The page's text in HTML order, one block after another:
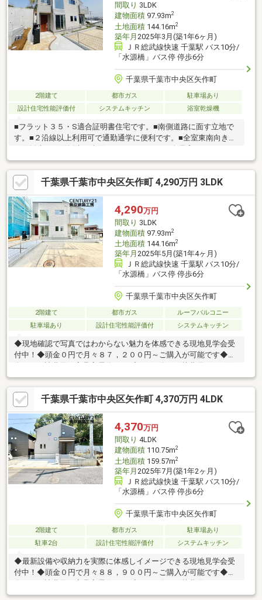
間取り 3LDK
建物面積97.93m2
土地面積144.16m2
築年月 2025年3月(築1年6ヶ月)
ＪＲ総武線快速 千葉駅 バス10分/
「水源橋」バス停 停歩6分
千葉県千葉市中央区矢作町
2階建て 都市ガス
駐車場あり
設計住宅性能評価付
システムキッチン 浴室乾燥機
■フラット３５・S適合証明書住宅です。■南側道路に面す立地で
す。■２沿線以上利用可で通勤通学に便利です。■全室東南向き、
グ、リビング階段です。■全居室収納、シューズインクローク付
でスッキリ暮らせます。■対面式キッチンで使いやすいです。■パ
ントリー（食器・食品の収納庫）、食器洗乾燥機付で便利です。
■浴室乾燥機、浴室に窓、浴室暖房付でバスタイムを快適に過ご
せます。■宅配ボックスがあり充実した共用施設。■ＴＶモニタ付
インターホンで安心です。当社売主物件です。■LDK15畳以上。■
浴室乾燥機付です。
千葉県千葉市中央区矢作町 4,290万円 3LDK
4,290万円
間取り 3LDK
建物面積97.93m2
土地面積144.16m2
築年月 2025年5月(築1年4ヶ月)
ＪＲ総武線快速 千葉駅 バス10分/
「水源橋」バス停 停歩6分
千葉県千葉市中央区矢作町
2階建て 都市ガス
ルーフバルコニー
駐車場あり
設計住宅性能評価付 システムキッチン
◆現地確認で写真ではわからない魅力を体感できる現地見学会受
付中！◆頭金０円で月々８７，２００円～ご購入が可能です◆頭
せ下さい！◆３LDK＋駐車スペースがございます♪◆ＪＲ総武本線
『千葉駅』までバス１０分で通勤も便利です♪◆星久喜小学校・
星久喜中学校です♪◆ランドロームまで徒歩１１分でお買い物が
便利です♪◆ご家族が集うLDKは広々２０帖ございます♪◆シュー
ズインクローク・パントリー・カップボード・食器洗浄乾燥機な
ど充実仕様です♪～住宅ローンに強い！無料相談会開催中～■頭
金・諸費用がない■オートローンや他に借入がある
千葉県千葉市中央区矢作町 4,370万円 4LDK
4,370万円
間取り 4LDK
建物面積110.75m2
土地面積159.57m2
築年月 2025年7月(築1年2ヶ月)
ＪＲ総武線快速 千葉駅 バス10分/
「水源橋」バス停 停歩6分
千葉県千葉市中央区矢作町
2階建て 都市ガス
駐車場あり
駐車2台
設計住宅性能評価付 システムキッチン
◆最新設備や収納力を実際に体感しイメージできる現地見学会受
付中！◆頭金０円で月々８８，９００円～ご購入が可能です◆頭
せ下さい！◆４LDK＋駐車スペース並列２台分ございます♪◆ＪＲ